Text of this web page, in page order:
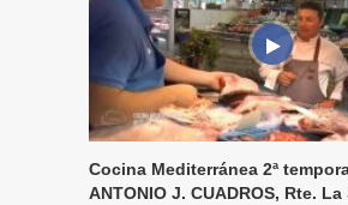
Cocina Mediterránea 2ª
ANTONIO J. CUADROS, Rte. La